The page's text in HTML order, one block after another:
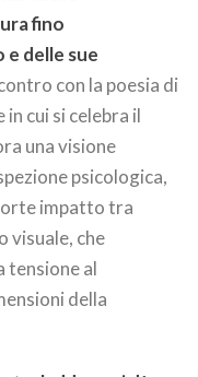
fino
e delle sue
con la poesia di
cui si celebra il
una visione
psicologica,
impatto tra
visuale, che
tensione al
della